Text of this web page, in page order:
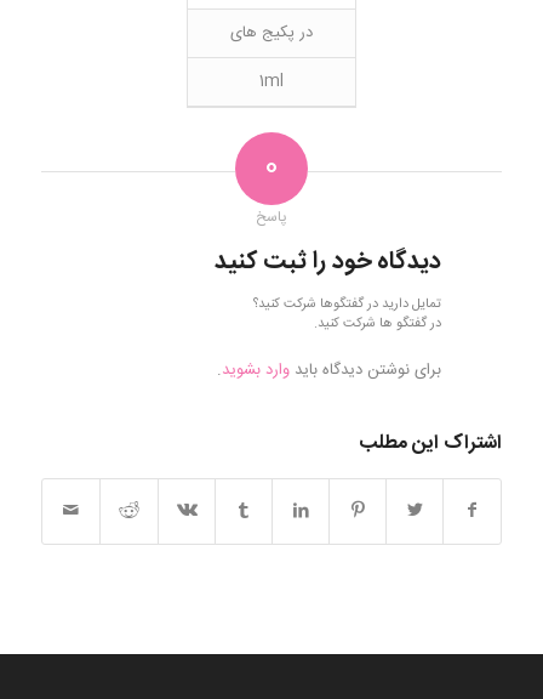
در پکیج های
1ml
0
پاسخ
دیدگاه خود را ثبت کنید
تمایل دارید در گفتگوها شرکت کنید؟
در گفتگو ها شرکت کنید.
برای نوشتن دیدگاه باید وارد بشوید.
اشتراک این مطلب